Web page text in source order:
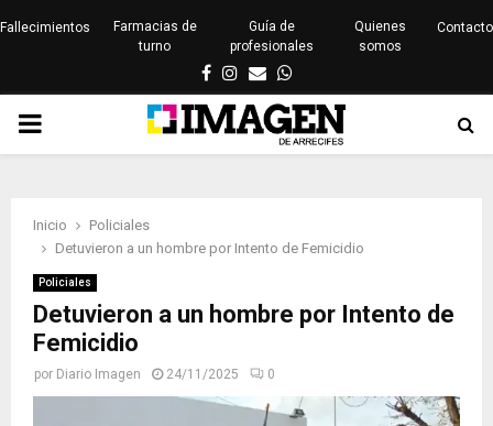
Fallecimientos
Farmacias de
turno
Guía de
profesionales
Quienes
somos
Contacto
Facebook
Instagram
EmailWhatsapp
PRIMARY
Inicio
Policiales
Detuvieron a un hombre por Intento de Femicidio
Policiales
Detuvieron a un hombre por Intento de
Femicidio
por Diario Imagen 24/11/2025 0